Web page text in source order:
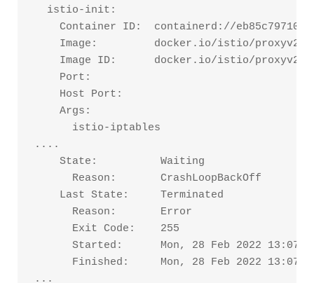
  istio-init:
Container ID:  containerd://
Image:         docker.io/istio/
Image ID:      docker.io/istio/
    Port:
    Host Port:
    Args:
      istio-iptables
....
    State:          Waiting
      Reason:       CrashLoopBackOff
    Last State:     Terminated
      Reason:       Error
      Exit Code:    255
Started:      Mon, 28 Feb 2022
Finished:     Mon, 28 Feb 2022